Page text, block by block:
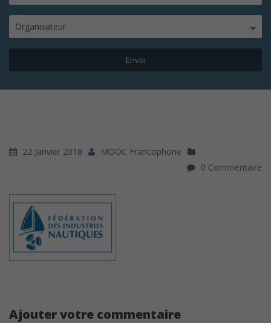
Organisateur
22 Janvier 2018
MOOC Francophone
0 Commentaire
Ajouter votre commentaire